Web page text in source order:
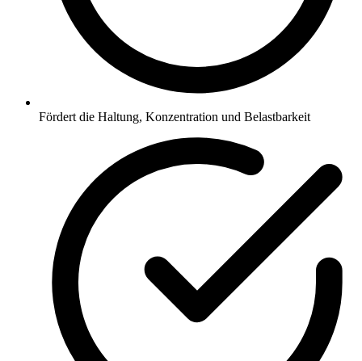
Fördert die Haltung, Konzentration und Belastbarkeit